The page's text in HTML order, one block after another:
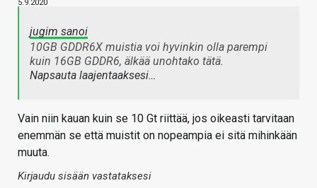
5.9.2020
jugim sanoi
10GB GDDR6X muistia voi hyvinkin olla parempi
kuin 16GB GDDR6, älkää unohtako tätä.
Napsauta laajentaaksesi…
Vain niin kauan kuin se 10 Gt riittää, jos oikeasti tarvitaan
enemmän se että muistit on nopeampia ei sitä mihinkään
muuta.
Kirjaudu sisään vastataksesi